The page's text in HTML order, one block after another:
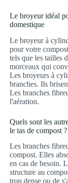
Le broyeur idéal
domestique
Le broyeur à
pour votre
tels que les tailles
morceaux qui
Les broyeurs à
branches. Ils
Les branches
l'aération.
Quels sont les
le tas de compost ?
Les branches
compost. Elles
en cas de besoin.
structure au
trop dense ou de